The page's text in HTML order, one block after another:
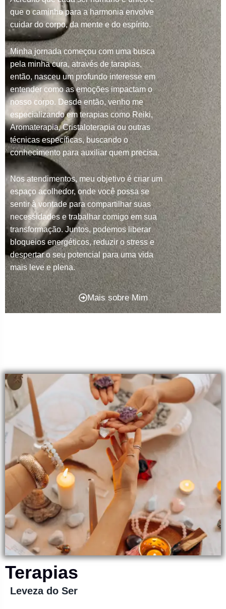
que o caminho para a harmonia envolve
cuidar do corpo, da mente e do espírito.
Minha jornada começou com uma busca
pela minha cura, através de tarapias,
então, nasceu um profundo interesse em
entender como as emoções impactam o
nosso corpo. Desde então, venho me
especializando em terapias como Reiki,
Aromaterapia, Cristaloterapia ou outras
técnicas específicas, buscando o
conhecimento para auxiliar quem precisa.
Nos atendimentos, meu objetivo é criar um
espaço acolhedor, onde você possa se
sentir à vontade para compartilhar suas
necessidades e trabalhar comigo em sua
transformação. Juntos, podemos liberar
bloqueios energéticos, reduzir o stress e
despertar o seu potencial para uma vida
mais leve e plena.
Mais sobre Mim
Terapias
Leveza do Ser